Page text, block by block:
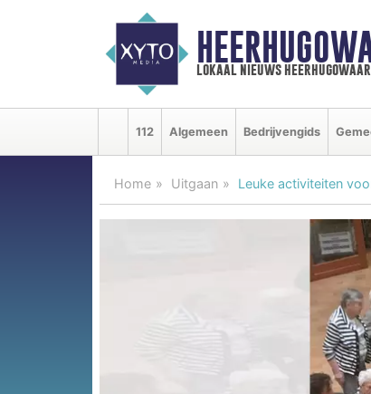
lokaal nieuws
112 Algemeen Bedrijvengids
Home Uitgaan Leuke activiteiten